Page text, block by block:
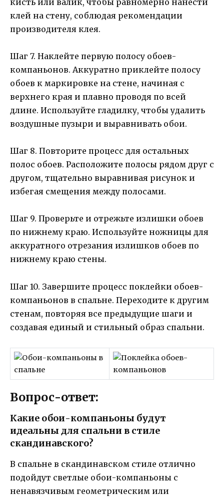
клей на стену, соблюдая рекомендации
производителя клея.
Шаг 7. Наклейте первую полосу обоев-
компаньонов. Аккуратно приклейте полосу
обоев к маркировке на стене, начиная с
верхнего края и плавно проводя по всей
длине. Используйте гладилку, чтобы удалить
воздушные пузыри и выравнивать обои.
Шаг 8. Повторите процесс для остальных
полос обоев. Расположите полосы рядом друг с
другом, тщательно выравнивая рисунок и
избегая смещения между полосами.
Шаг 9. Проверьте и отрежьте излишки обоев
по нижнему краю. Используйте ножницы для
аккуратного отрезания излишков обоев по
нижнему краю стены.
Шаг 10. Завершите процесс поклейки обоев-
компаньонов в спальне. Переходите к другим
стенам, повторяя все предыдущие шаги и
создавая единый и стильный образ спальни.
Вопрос-ответ:
Какие обои-компаньоны будут
идеальны для спальни в стиле
скандинавского?
В спальне в скандинавском стиле отлично
подойдут светлые обои-компаньоны с
ненавязчивым геометрическим или